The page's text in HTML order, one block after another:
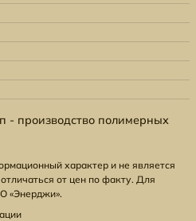
производство полимерных
характер и не является
от цен по факту. Для
«Энерджи».